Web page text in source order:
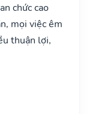
chức cao
mọi việc êm
thuận lợi,